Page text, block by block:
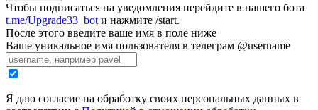
Чтобы подписаться на уведомления перейдите в нашего бота
t.me/Upgrade33_bot и нажмите /start.
После этого введите ваше имя в поле ниже
Ваше уникальное имя пользователя в телеграм @username
Я даю согласие на обработку своих персональных данных в